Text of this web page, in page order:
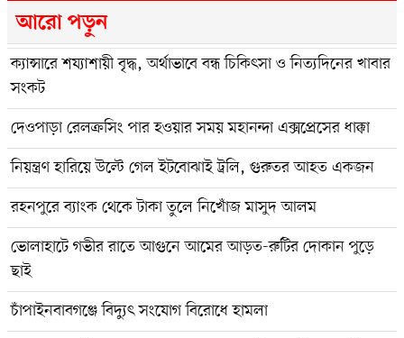
আরো পড়ুন
ক্যান্সারে শয্যাশায়ী বৃদ্ধ, অর্থাভাবে বন্ধ চিকিৎসা ও নিত্যদিনের খাবার
সংকট
দেওপাড়া রেলক্রসিং পার হওয়ার সময় মহানন্দা এক্সপ্রেসের ধাক্কা
নিয়ন্ত্রণ হারিয়ে উল্টে গেল ইটবোঝাই ট্রলি, গুরুতর আহত একজন
রহনপুরে ব্যাংক থেকে টাকা তুলে নিখোঁজ মাসুদ আলম
ভোলাহাটে গভীর রাতে আগুনে আমের আড়ত-রুটির দোকান পুড়ে
ছাই
চাঁপাইনবাবগঞ্জে বিদ্যুৎ সংযোগ বিরোধে হামলা